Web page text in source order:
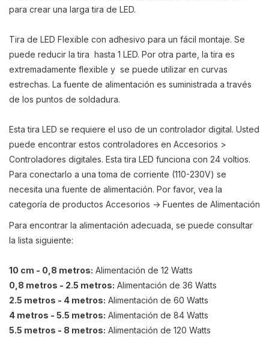
para crear una larga tira de LED.
Tira de LED Flexible con adhesivo para un fácil montaje. Se
puede reducir la tira hasta 1 LED. Por otra parte, la tira es
extremadamente flexible y se puede utilizar en curvas
estrechas. La fuente de alimentación es suministrada a través
de los puntos de soldadura.
Esta tira LED se requiere el uso de un controlador digital. Usted
puede encontrar estos controladores en Accesorios >
Controladores digitales. Esta tira LED funciona con 24 voltios.
Para conectarlo a una toma de corriente (110-230V) se
necesita una fuente de alimentación. Por favor, vea la
categoría de productos Accesorios -> Fuentes de Alimentación
Para encontrar la alimentación adecuada, se puede consultar
la lista siguiente:
10 cm - 0,8 metros: Alimentación de 12 Watts
0,8 metros - 2.5 metros: Alimentación de 36 Watts
2.5 metros - 4 metros: Alimentación de 60 Watts
4 metros - 5.5 metros: Alimentación de 84 Watts
5.5 metros - 8 metros: Alimentación de 120 Watts